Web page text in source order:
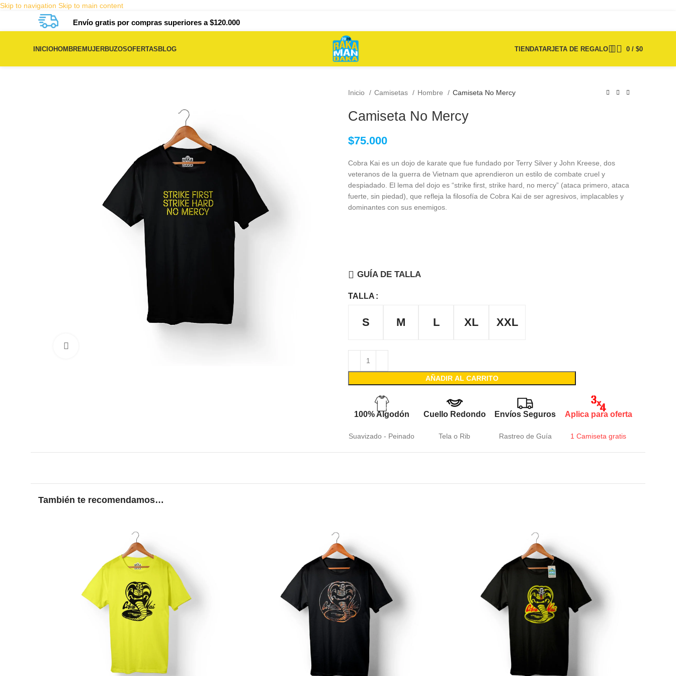
Skip to navigation Skip to main content
Envío gratis por compras superiores a $120.000
INICIOHOMBREMUJERBUZOSOFERTASBLOG TIENDATARJETA DE REGALO 0 / $0
Inicio Camisetas Hombre Camiseta No Mercy
Camiseta No Mercy
$75.000
Cobra Kai es un dojo de karate que fue fundado por Terry Silver y John Kreese, dos
veteranos de la guerra de Vietnam que aprendieron un estilo de combate cruel y
despiadado. El lema del dojo es “strike first, strike hard, no mercy” (ataca primero, ataca
fuerte, sin piedad), que refleja la filosofía de Cobra Kai de ser agresivos, implacables y
dominantes con sus enemigos.
GUÍA DE TALLA
TALLA
S M L XL XXL
AÑADIR AL CARRITO
100% Algodón
Suavizado - Peinado
Cuello Redondo
Tela o Rib
Envíos Seguros
Rastreo de Guía
Aplica para oferta
1 Camiseta gratis
También te recomendamos…